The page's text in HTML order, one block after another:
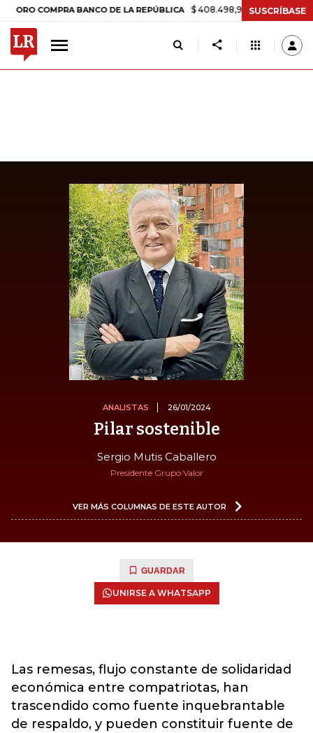
COMPRA BANCO DE LA REPÚBLICA $ 408.498,97 +$ 8.753,81 +2,19%
SUSCRÍBASE
ANALISTAS 26/01/2024
Pilar sostenible
Sergio Mutis Caballero
Presidente Grupo Valor
VER MÁS COLUMNAS DE ESTE AUTOR
GUARDAR
UNIRSE A WHATSAPP
Las remesas, flujo constante de solidaridad
económica entre compatriotas, han
trascendido como fuente inquebrantable
de respaldo, y pueden constituir fuente de